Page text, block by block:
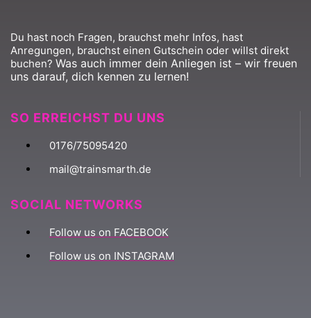
Du hast noch Fragen, brauchst mehr Infos, hast
Anregungen, brauchst einen Gutschein oder willst direkt
buchen? Was auch immer dein Anliegen ist – wir freuen
uns darauf, dich kennen zu lernen!
SO ERREICHST DU UNS
0176/75095420
mail@trainsmarth.de
SOCIAL NETWORKS
Follow us on FACEBOOK
Follow us on INSTAGRAM